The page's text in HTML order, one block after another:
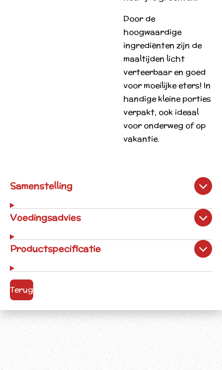
Door de
hoogwaardige
ingrediënten zijn de
maaltijden licht
verteerbaar en goed
voor moeilijke eters! In
handige kleine porties
verpakt, ook ideaal
voor onderweg of op
vakantie.
Samenstelling
Voedingsadvies
Productspecificatie
Terug